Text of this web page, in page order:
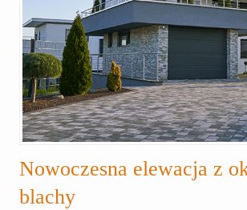
Nowoczesna elewacja z
blachy